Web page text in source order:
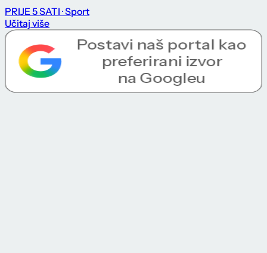
PRIJE 5 SATI · Sport
Učitaj više